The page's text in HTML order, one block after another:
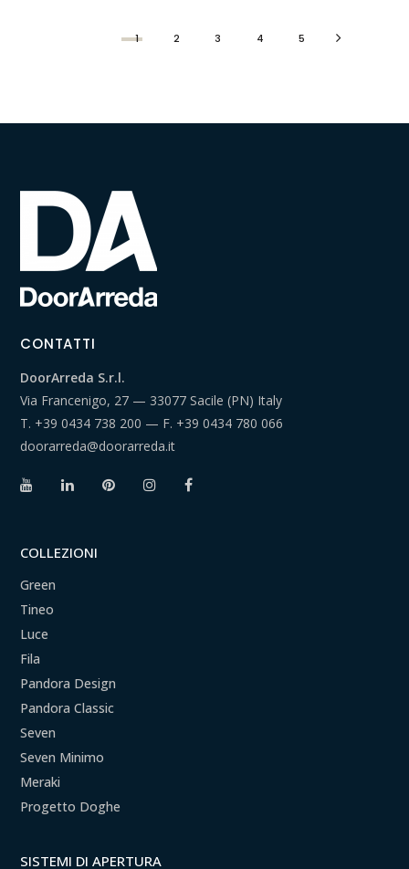
1 2 3 4 5
CONTATTI
DoorArreda S.r.l.
Via Francenigo, 27 — 33077 Sacile (PN) Italy
T. +39 0434 738 200 — F. +39 0434 780 066
doorarreda@doorarreda.it
COLLEZIONI
Green
Tineo
Luce
Fila
Pandora Design
Pandora Classic
Seven
Seven Minimo
Meraki
Progetto Doghe
SISTEMI DI APERTURA